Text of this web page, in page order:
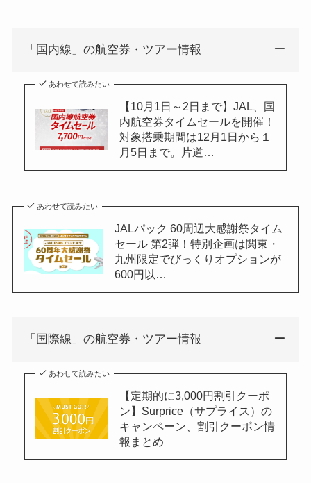
「国内線」の航空券・ツアー情報
あわせて読みたい
【10月1日～2日まで】JAL、国
内航空券タイムセールを開催！
対象搭乗期間は12月1日から１
月5日まで。片道…
あわせて読みたい
JALパック 60周辺大感謝祭タイム
セール 第2弾！特別企画は関東・
九州限定でびっくりオプションが
600円以…
「国際線」の航空券・ツアー情報
あわせて読みたい
【定期的に3,000円割引クーポ
ン】Surprice（サプライス）の
キャンペーン、割引クーポン情
報まとめ